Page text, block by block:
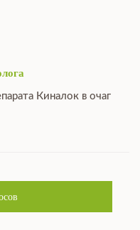
Киналок в очаг